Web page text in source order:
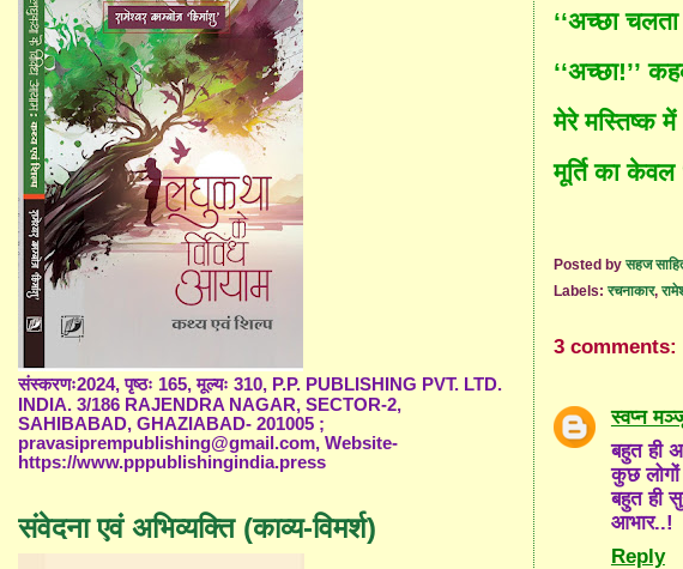
‘‘अच्छा
‘‘अच्छा!’’
मेरे मस्तिष्क
मूर्ति का केवल
Posted byसहज
Labels:रचनाकार,
3 comments:
स्वप्न
बहुत ही
कुछ लोगों
बहुत ही
आभार..!
Reply
संस्करणः2024, पृष्ठः 165, मूल्यः 310, P.P. PUBLISHING PVT. LTD.
INDIA. 3/186 RAJENDRA NAGAR, SECTOR-2,
SAHIBABAD, GHAZIABAD- 201005 ;
pravasiprempublishing@gmail.com, Website-
https://www.pppublishingindia.press
संवेदना एवं अभिव्यक्ति (काव्य-विमर्श)